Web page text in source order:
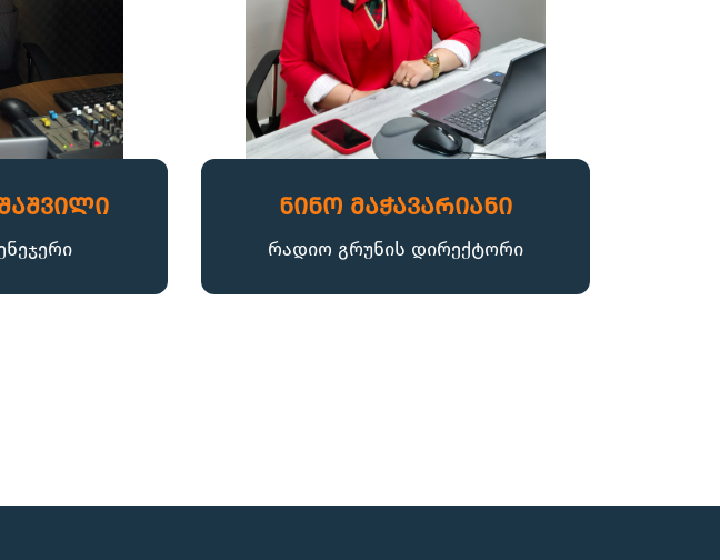
ნინო მაჭავარიანი
რადიო გრუნის დირექტორი